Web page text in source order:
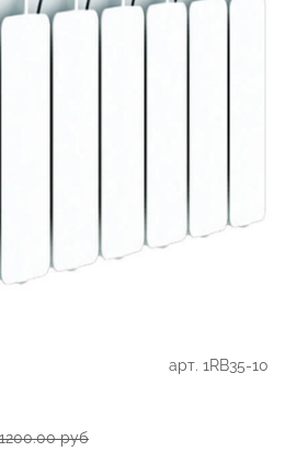
арт. 1RB35-10
руб